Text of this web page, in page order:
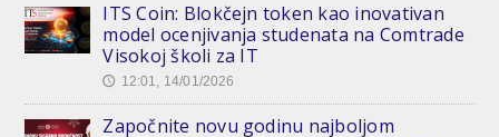
ITS Coin: Blokčejn token kao inovativan
model ocenjivanja studenata na Comtrade
Visokoj školi za IT
🕔 12:01, 14/01/2026
Započnite novu godinu najboljom